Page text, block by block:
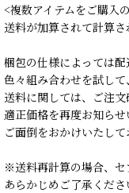
<複数アイテムをご購入
送料が加算されて計算さ
梱包の仕様によっては配
色々組み合わせを試し
送料に関しては、ご注
適正価格を再度お知らせ
ご面倒をおかけいたし
※送料再計算の場合、セ
あらかじめご了承くださ